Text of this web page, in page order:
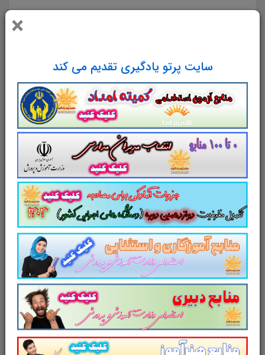
×
سایت پرتو یادگیری تقدیم می کندمی‌پردازد.
فصل دوم در 30 اسلاید اشاره‌ای مختصر به نظریه‌های رفتار
سلامتی دارد.
فصل سوم در 43 اسلاید به کلیدی‌ترین مبحث روان‌شناسی
سلامت یعنی استرس و بیماری اختصاص یافته است.
فصل چهارم در 23 اسلاید دربارۀ رابطه حمایت اجتماعی و
سلامت است.
فصل پنجم در 28 اسلاید احساس کنترل و سلامتی مورد
بررسی قرار گرفته است.
فصل ششم در 35 اسلاید به مبحث شخصیت و سلامتی
اختصاص یافته است.